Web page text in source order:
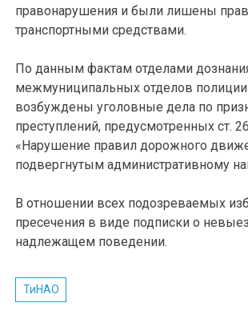
правонарушения и были лишены
транспортными средствами.
По данным фактам отделами
межмуниципальных отделов
возбуждены уголовные дела по
преступлений, предусмотренных ст.
«Нарушение правил дорожного
подвергнутым административному
В отношении всех подозреваемых
пресечения в виде подписки о
надлежащем поведении.
ТиНАО